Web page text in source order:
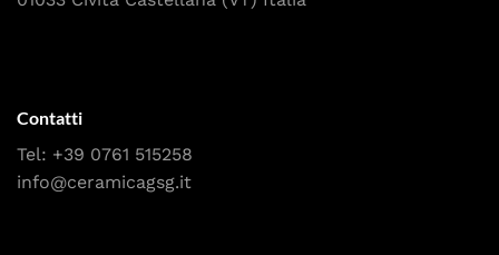
Contatti
Tel: +39 0761 515258
info@ceramicagsg.it